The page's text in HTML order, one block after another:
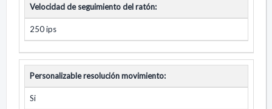
Velocidad de seguimiento del ratón:
250 ips
Personalizable resolución movimiento:
Si